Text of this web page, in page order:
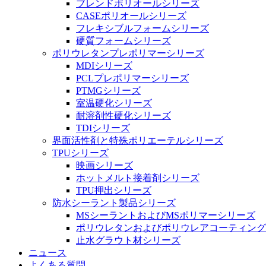
ブレンドポリオールシリーズ
CASEポリオールシリーズ
フレキシブルフォームシリーズ
硬質フォームシリーズ
ポリウレタンプレポリマーシリーズ
MDIシリーズ
PCLプレポリマーシリーズ
PTMGシリーズ
室温硬化シリーズ
耐溶剤性硬化シリーズ
TDIシリーズ
界面活性剤と特殊ポリエーテルシリーズ
TPUシリーズ
映画シリーズ
ホットメルト接着剤シリーズ
TPU押出シリーズ
防水シーラント製品シリーズ
MSシーラントおよびMSポリマーシリーズ
ポリウレタンおよびポリウレアコーティン
止水グラウト材シリーズ
ニュース